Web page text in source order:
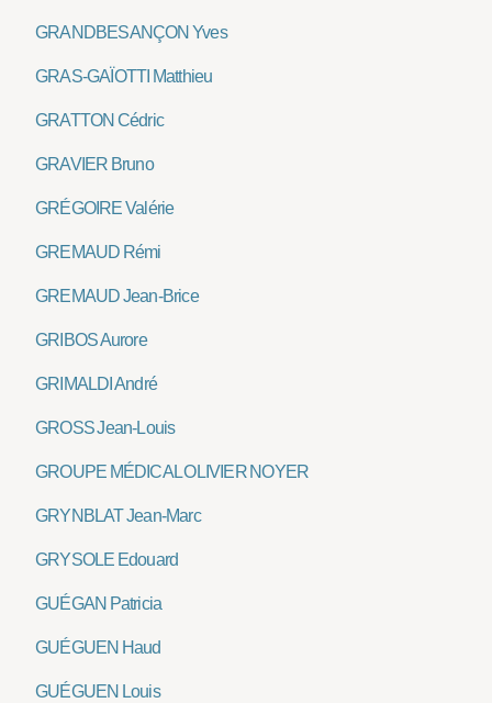
GRANDBESANÇON Yves
GRAS-GAÏOTTI Matthieu
GRATTON Cédric
GRAVIER Bruno
GRÉGOIRE Valérie
GREMAUD Rémi
GREMAUD Jean-Brice
GRIBOS Aurore
GRIMALDI André
GROSS Jean-Louis
GROUPE MÉDICAL OLIVIER NOYER
GRYNBLAT Jean-Marc
GRYSOLE Edouard
GUÉGAN Patricia
GUÉGUEN Haud
GUÉGUEN Louis